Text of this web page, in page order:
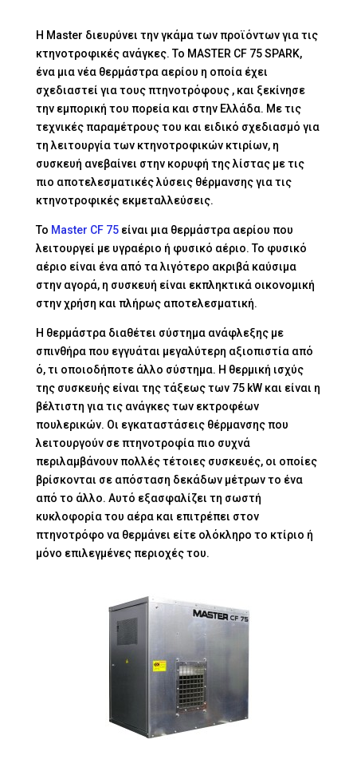
Η Master διευρύνει την γκάμα των προϊόντων για τις
κτηνοτροφικές ανάγκες. Το MASTER CF 75 SPARK,
ένα μια νέα θερμάστρα αερίου η οποία έχει
σχεδιαστεί για τους πτηνοτρόφους , και ξεκίνησε
την εμπορική του πορεία και στην Ελλάδα. Με τις
τεχνικές παραμέτρους του και ειδικό σχεδιασμό για
τη λειτουργία των κτηνοτροφικών κτιρίων, η
συσκευή ανεβαίνει στην κορυφή της λίστας με τις
πιο αποτελεσματικές λύσεις θέρμανσης για τις
κτηνοτροφικές εκμεταλλεύσεις.
Το Master CF 75είναι μια θερμάστρα αερίου που
λειτουργεί με υγραέριο ή φυσικό αέριο. Το φυσικό
αέριο είναι ένα από τα λιγότερο ακριβά καύσιμα
στην αγορά, η συσκευή είναι εκπληκτικά οικονομική
στην χρήση και πλήρως αποτελεσματική.
Η θερμάστρα διαθέτει σύστημα ανάφλεξης με
σπινθήρα που εγγυάται μεγαλύτερη αξιοπιστία από
ό, τι οποιοδήποτε άλλο σύστημα. Η θερμική ισχύς
της συσκευής είναι της τάξεως των 75 kW και είναι η
βέλτιστη για τις ανάγκες των εκτροφέων
πουλερικών. Οι εγκαταστάσεις θέρμανσης που
λειτουργούν σε πτηνοτροφία πιο συχνά
περιλαμβάνουν πολλές τέτοιες συσκευές, οι οποίες
βρίσκονται σε απόσταση δεκάδων μέτρων το ένα
από το άλλο. Αυτό εξασφαλίζει τη σωστή
κυκλοφορία του αέρα και επιτρέπει στον
πτηνοτρόφο να θερμάνει είτε ολόκληρο το κτίριο ή
μόνο επιλεγμένες περιοχές του.